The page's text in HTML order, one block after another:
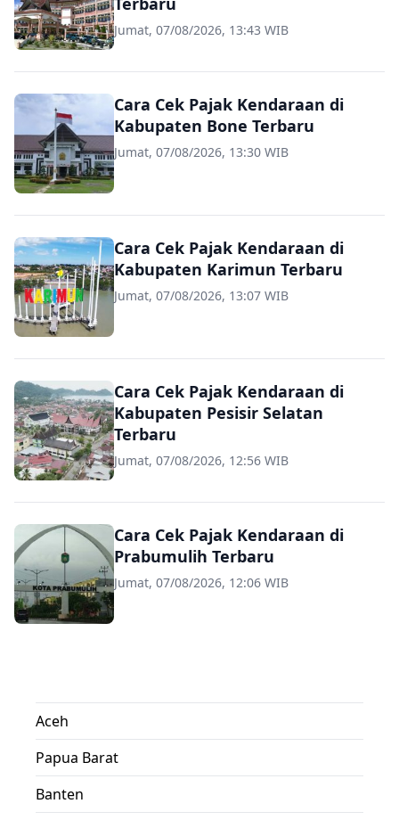
Jumat, 07/08/2026, 13:43 WIB
Cara Cek Pajak Kendaraan di
Kabupaten Bone Terbaru
Jumat, 07/08/2026, 13:30 WIB
Cara Cek Pajak Kendaraan di
Kabupaten Karimun Terbaru
Jumat, 07/08/2026, 13:07 WIB
Cara Cek Pajak Kendaraan di
Kabupaten Pesisir Selatan
Terbaru
Jumat, 07/08/2026, 12:56 WIB
Cara Cek Pajak Kendaraan di
Prabumulih Terbaru
Jumat, 07/08/2026, 12:06 WIB
Aceh
Papua Barat
Banten